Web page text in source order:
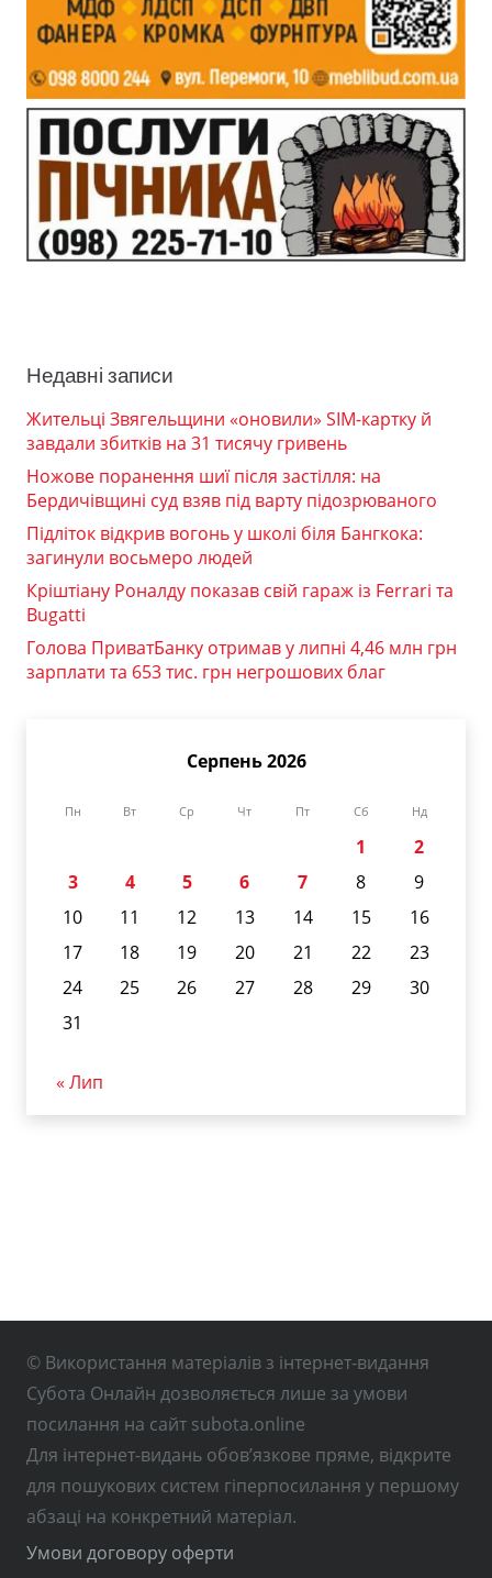
Недавні записи
Жительці Звягельщини «оновили» SIM-картку й
завдали збитків на 31 тисячу гривень
Ножове поранення шиї після застілля: на
Бердичівщині суд взяв під варту підозрюваного
Підліток відкрив вогонь у школі біля Бангкока:
загинули восьмеро людей
Кріштіану Роналду показав свій гараж із Ferrari та
Bugatti
Голова ПриватБанку отримав у липні 4,46 млн грн
зарплати та 653 тис. грн негрошових благ
Серпень 2026
Пн Вт Ср Чт Пт Сб Нд
1
2
3
4 5 6 7 8
9
10
11 12 13 14 15
16
17
18 19 20 21 22
23
24
25 26 27 28 29
30
31
« Лип
© Використання матеріалів з інтернет-видання
Субота Онлайн дозволяється лише за умови
посилання на сайт subota.online
Для інтернет-видань обов’язкове пряме, відкрите
для пошукових систем гіперпосилання у першому
абзаці на конкретний матеріал.
Умови договору оферти